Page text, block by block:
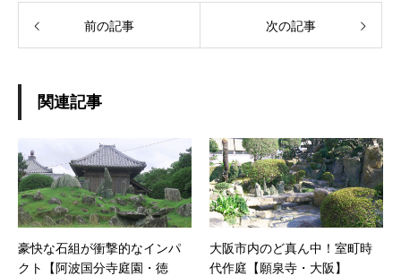
前の記事 次の記事
関連記事
豪快な石組が衝撃的なインパ
クト【阿波国分寺庭園・徳
大阪市内のど真ん中！室町時
代作庭【願泉寺・大阪】